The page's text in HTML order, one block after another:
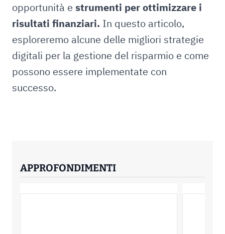
opportunità e strumenti per ottimizzare i
risultati finanziari. In questo articolo,
esploreremo alcune delle migliori strategie
digitali per la gestione del risparmio e come
possono essere implementate con
successo.
APPROFONDIMENTI